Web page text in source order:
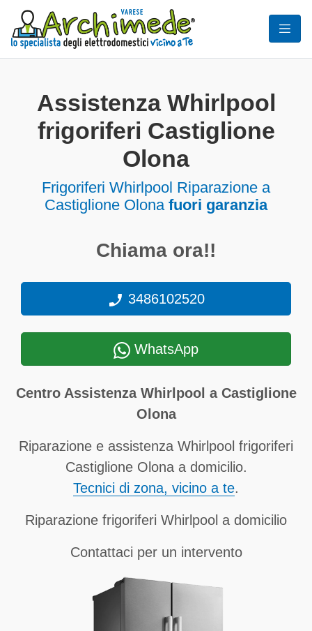
Assistenza Whirlpool
frigoriferi Castiglione
Olona
Frigoriferi Whirlpool Riparazione a
Castiglione Olona fuori garanzia
Chiama ora!!
3486102520
WhatsApp
Centro Assistenza Whirlpool a Castiglione
Olona
Riparazione e assistenza Whirlpool frigoriferi
Castiglione Olona a domicilio.
Tecnici di zona, vicino a te.
Riparazione frigoriferi Whirlpool a domicilio
Contattaci per un intervento